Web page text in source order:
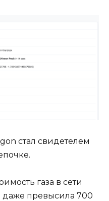
стал свидетелем
газа в сети
даже превысила 700